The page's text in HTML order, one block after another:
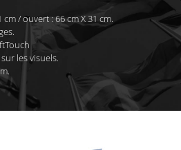
cm /ouvert : 66 cm X 31 cm.
les visuels.